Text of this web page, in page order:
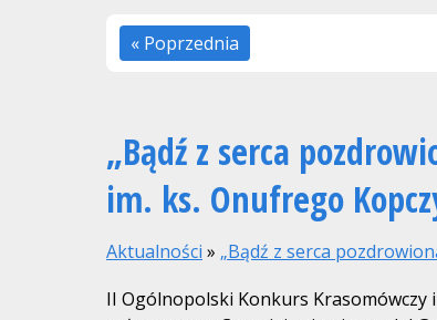
« Poprzednia
„Bądź z serca
im. ks. Onufrego
Aktualności » „Bądź z serca
II Ogólnopolski Konkurs Krasomówczy